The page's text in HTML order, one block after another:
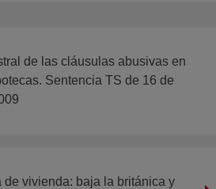
de las cláusulas abusivas en
Sentencia TS de 16 de
de vivienda: baja la británica y